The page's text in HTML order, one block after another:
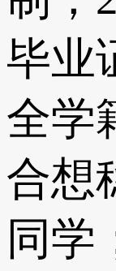
毕业
全学
合想
同学